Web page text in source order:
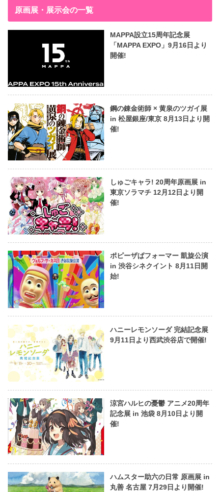
原画展・展示会の一覧
MAPPA設立15周年記念展
「MAPPA EXPO」9月16日より
開催!
鋼の錬金術師 × 黄泉のツガイ展
in 松屋銀座/東京 8月13日より開
催!
しゅごキャラ! 20周年原画展 in
東京ソラマチ 12月12日より開
催!
ポピーザぱフォーマー 凱旋公演
in 渋谷シネクイント 8月11日開
始!
ハニーレモンソーダ 完結記念展
9月11日より西武渋谷店で開催!
涼宮ハルヒの憂鬱 アニメ20周年
記念展 in 池袋 8月10日より開
催!
ハムスター助六の日常 原画展 in
丸善 名古屋 7月29日より開催!